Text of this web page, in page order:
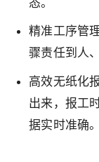
态。
精准工序管
骤责任到人
高效无纸化
出来，报工
据实时准确。